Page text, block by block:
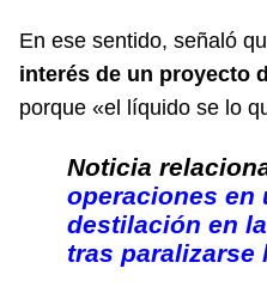
En ese sentido, señaló
interés de un proyecto
porque «el líquido se lo
Noticia
operaciones en
destilación en
tras paralizarse